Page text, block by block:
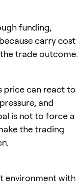
funding,
carry cost
trade outcome.
price can react to
and
is not to force a
the trading
environment with